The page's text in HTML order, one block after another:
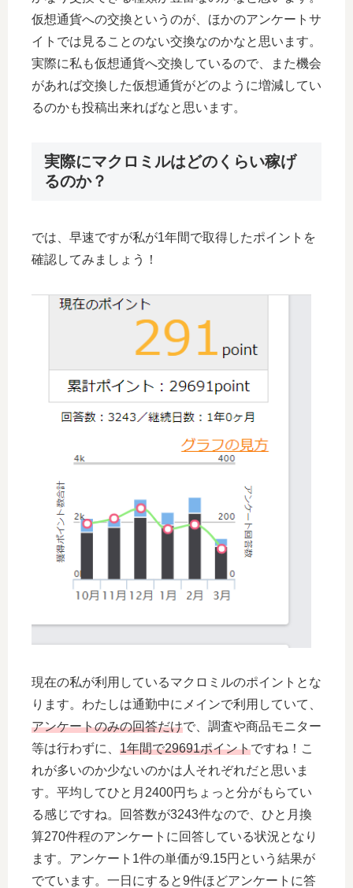
仮想通貨への交換というのが、ほかのアンケートサ
イトでは見ることのない交換なのかなと思います。
実際に私も仮想通貨へ交換しているので、また機会
があれば交換した仮想通貨がどのように増減してい
るのかも投稿出来ればなと思います。
実際にマクロミルはどのくらい稼げ
るのか？
では、早速ですが私が1年間で取得したポイントを
確認してみましょう！
現在の私が利用しているマクロミルのポイントとな
ります。わたしは通勤中にメインで利用していて、
アンケートのみの回答だけで、調査や商品モニター
等は行わずに、 1年間で29691ポイントですね！こ
れが多いのか少ないのかは人それぞれだと思いま
す。平均してひと月2400円ちょっと分がもらてい
る感じですね。回答数が3243件なので、ひと月換
算270件程のアンケートに回答している状況となり
ます。アンケート1件の単価が9.15円という結果が
でています。一日にすると9件ほどアンケートに答